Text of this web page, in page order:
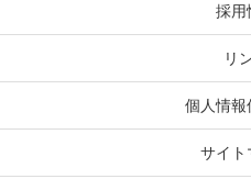
採用
リ
個人情報
サイト